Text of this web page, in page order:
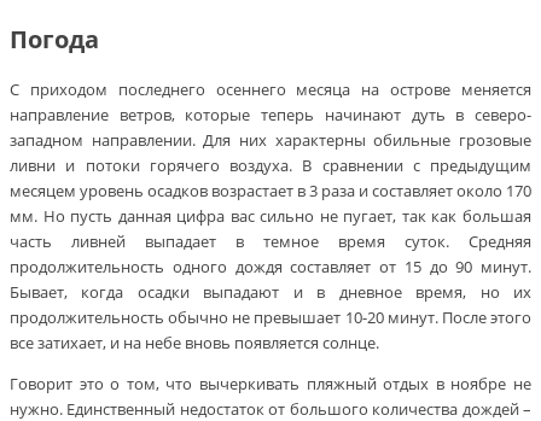
Погода
С приходом последнего осеннего месяца на острове меняется
направление ветров, которые теперь начинают дуть в северо-
западном направлении. Для них характерны обильные грозовые
ливни и потоки горячего воздуха. В сравнении с предыдущим
месяцем уровень осадков возрастает в 3 раза и составляет около 170
мм. Но пусть данная цифра вас сильно не пугает, так как большая
часть ливней выпадает в темное время суток. Средняя
продолжительность одного дождя составляет от 15 до 90 минут.
Бывает, когда осадки выпадают и в дневное время, но их
продолжительность обычно не превышает 10-20 минут. После этого
все затихает, и на небе вновь появляется солнце.
Говорит это о том, что вычеркивать пляжный отдых в ноябре не
нужно. Единственный недостаток от большого количества дождей –